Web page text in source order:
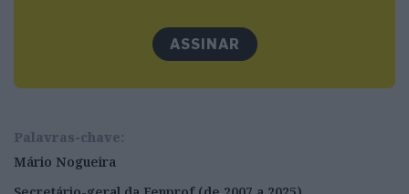
ASSINAR
Palavras-chave:
Mário Nogueira